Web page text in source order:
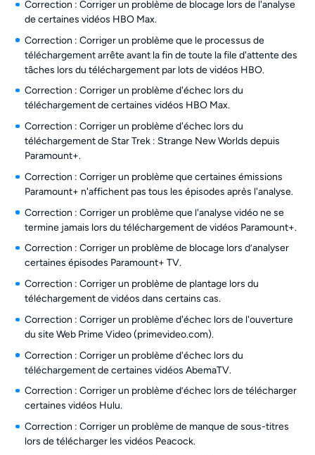
Correction : Corriger un problème de blocage lors de l'analyse
de certaines vidéos HBO Max.
Correction : Corriger un problème que le processus de
téléchargement arrête avant la fin de toute la file d'attente des
tâches lors du téléchargement par lots de vidéos HBO.
Correction : Corriger un problème d'échec lors du
téléchargement de certaines vidéos HBO Max.
Correction : Corriger un problème d'échec lors du
téléchargement de Star Trek : Strange New Worlds depuis
Paramount+.
Correction : Corriger un problème que certaines émissions
Paramount+ n'affichent pas tous les épisodes après l'analyse.
Correction : Corriger un problème que l'analyse vidéo ne se
termine jamais lors du téléchargement de vidéos Paramount+.
Correction : Corriger un problème de blocage lors d’analyser
certaines épisodes Paramount+ TV.
Correction : Corriger un problème de plantage lors du
téléchargement de vidéos dans certains cas.
Correction : Corriger un problème d'échec lors de l'ouverture
du site Web Prime Video (primevideo.com).
Correction : Corriger un problème d'échec lors du
téléchargement de certaines vidéos AbemaTV.
Correction : Corriger un problème d’échec lors de télécharger
certaines vidéos Hulu.
Correction : Corriger un problème de manque de sous-titres
lors de télécharger les vidéos Peacock.